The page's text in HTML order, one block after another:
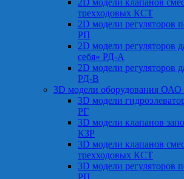
2D модели клапанов
трехходовых КСТ
2D модели регуляторов
РП
2D модели регуляторов
себя» РД-А
2D модели регуляторов
РД-В
3D модели оборудования ОАО
3D модели
РГ
3D модели клапанов
КЗР
3D модели клапанов
трехходовых КСТ
3D модели регуляторов
РП